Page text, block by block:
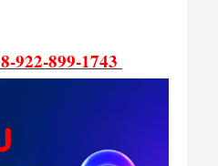
8-922-899-1743